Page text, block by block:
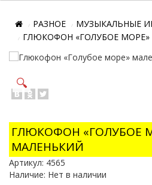
РАЗНОЕ
МУЗЫКАЛЬНЫЕ
ГЛЮКОФОН «ГОЛУБОЕ
🔍
ГЛЮКОФОН «ГОЛУБОЕ
МАЛЕНЬКИЙ
Артикул: 4565
Наличие: Нет в наличии